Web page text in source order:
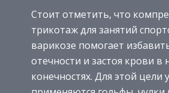
Стоит отметить, что
трикотаж для занятий
варикозе помогает
отечности и застоя крови в
конечностях. Для этой цели